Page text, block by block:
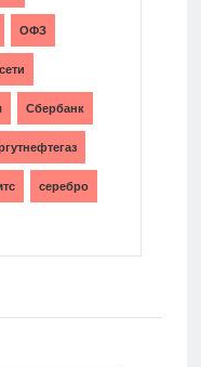
ОФЗ
Сбербанк
серебро